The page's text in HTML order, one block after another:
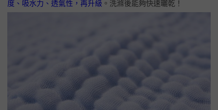
度、吸水力、透氣性，再升級 。洗滌後能夠快速曬乾！